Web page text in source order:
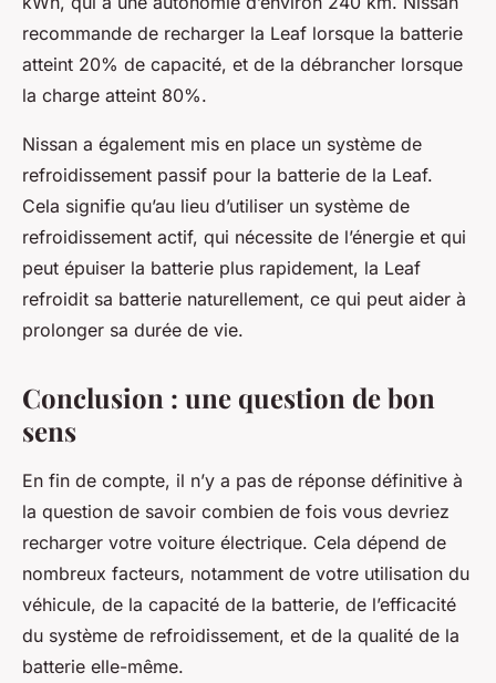
recommande de recharger la Leaf lorsque la batterie
atteint 20% de capacité, et de la débrancher lorsque
la charge atteint 80%.
Nissan a également mis en place un système de
refroidissement passif pour la batterie de la Leaf.
Cela signifie qu’au lieu d’utiliser un système de
refroidissement actif, qui nécessite de l’énergie et qui
peut épuiser la batterie plus rapidement, la Leaf
refroidit sa batterie naturellement, ce qui peut aider à
prolonger sa durée de vie.
Conclusion : une question de bon
sens
En fin de compte, il n’y a pas de réponse définitive à
la question de savoir combien de fois vous devriez
recharger votre voiture électrique. Cela dépend de
nombreux facteurs, notamment de votre utilisation du
véhicule, de la capacité de la batterie, de l’efficacité
du système de refroidissement, et de la qualité de la
batterie elle-même.